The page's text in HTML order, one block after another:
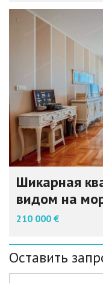
Шикарная
видом на
210 000 €
Оставить